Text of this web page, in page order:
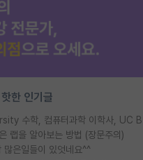
한 인기글
랩을 알아보는 방법 (장문주의)
많은일들이 있엇네요^^